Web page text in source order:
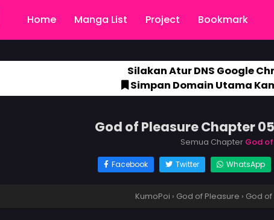
Home Manga List Project Bookmark
Silakan Atur DNS Google
Simpan Domain Utama
God of Pleasure Chapter
Semua Chapter God
Facebook Twitter WhatsApp
KumoPoi › God of Pleasure › God